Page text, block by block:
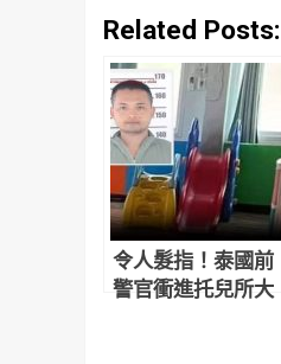
Related Posts:
令人髮指！泰國前
警官衝進托兒所大